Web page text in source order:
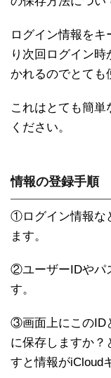
ログイン情報をキ
り次回ログイン
かれるのでとても
これはとても簡単
ください。
情報の登録手順
①ログイン情報な
ます。
②ユーザーIDやパ
す。
③画面上にこのID
に保存しますか？
すと情報がiCloud